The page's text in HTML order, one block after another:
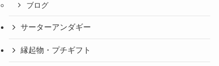
ブログ
サーターアンダギー
縁起物・プチギフト